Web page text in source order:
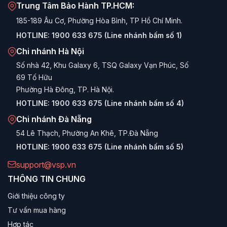
Hiệu năng trên giá thành (P/P) xuất sắc:VSP cung
cấp các bộ nguồn chất lượng, công suất thực với mức
tư vào CPU hay VGA mạnh hơn.
Hoạt động ổn định & Bền bỉ:
chuyền hiện đại với linh kiện tụ điện chịu nhiệt tốt,
nguồn VSP đảm bảo sự ổn định cho hệ thống hoạt
Đa dạng phân khúc:
Dù bạn cần lắp máy văn phòng
giá rẻ hay dàn PC Gaming cao cấp chạy RTX 40-
series, VSP đều có dòng sản phẩm tương ứng.
Chế độ bảo hành uy tín:
chính hãng dài hạn (thường từ 36 tháng trở lên với các
dòng cao cấp), mang lại sự an tâm tuyệt đối.
Hệ thống cáp đầy đủ:
cần thiết (24-pin Mainboard, 8-pin CPU, 6+2 pin
Trung Tâm Bảo Hành TP.HCM:
185-189 Âu Cơ, Phường Hòa Bình, TP Hồ Chí Minh.
HOTLINE: 1900 633 675 (Line nhánh bấm số 1)
Chi nhánh Hà Nội
Số nhà 42, Khu Galaxy 6, TSQ Galaxy Vạn Phúc, Số
69 Tố Hữu
Phường Hà Đông, TP. Hà Nội.
HOTLINE: 1900 633 675 (Line nhánh bấm số 4)
Chi nhánh Đà Nẵng
54 Lê Thạch, Phường An Khê, TP.Đà Nẵng
HOTLINE: 1900 633 675 (Line nhánh bấm số 5)
support@vsp.vn
THÔNG TIN CHUNG
Giới thiệu công ty
Tư vấn mua hàng
Hợp tác